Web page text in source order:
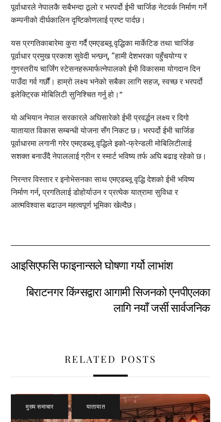
पूर्वाधारले नेपालकै सबैभन्दा ठूलो र भरपर्दो ईभी चार्जिङ नेटवर्क निर्माण गर्ने
कम्पनीको दीर्घकालिन दृष्टिकोणलाई प्रष्ट पार्दछ।
यस प्रगतिकाबारेमा कुरा गर्दै एमएडब्लू वृद्धिका मार्केटिङ तथा चार्जिङ
पूर्वाधार प्रमुख प्रकाश सुवेदी भन्छन्, “हामी देशभरका पहुँचयोग्य र
गुणस्तरीय चार्जिंग स्टेसनहरूमार्फत्नेपालको ईभी विकासमा योगदान दिन
पाउँदा गर्व गर्छौं। हाम्रो लक्ष्य भनेको सबैका लागि सहज, स्वच्छ र भरपर्दो
इलेक्ट्रिक मोबिलिटी सुनिश्चित गर्नु हो।”
यो अभियान नेपाल सरकारले अघिसारेको ईभी प्रवर्द्धन लक्ष्य र दिगो
यातायात विकास सम्बन्धी योजना सँग निकट छ। भरपर्दो ईभी चार्जिङ
पूर्वाधारमा लगानी गरेर एमएडब्लू वृद्धिले इको-फ्रेन्डली मोबिलिटीलाई
सशक्त बनाउँदै नेपाललाई ग्रीन र स्मार्ट भविष्य तर्फ अघि बढाइ रहेको छ।
निरन्तर विस्तार र इनोभेसनका साथ एमएडब्लू वृद्धि देशको ईभी भविष्य
निर्माण गर्न, प्रगतिलाई डोहोर्याउन र प्रत्येक यात्रामा सुविधा र
आत्मविश्वास बढाउन महत्वपूर्ण भूमिका खेल्दैछ।
आइसिएफसि फाइनान्सले घोषणा गर्यो लाभांश
बिराटनगर किंग्सद्वारा आगामी सिजनको एनपीएलका
लागि नयाँ जर्सी सार्वजनिक
RELATED POSTS
मुख्य समाचार , यातायात